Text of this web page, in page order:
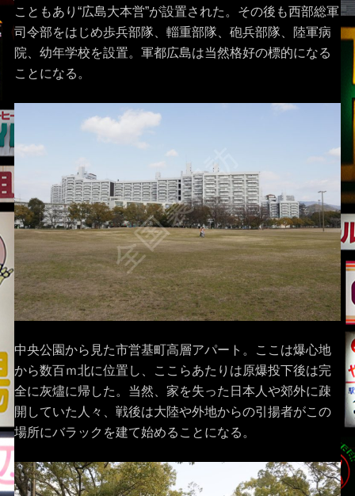
こともあり“広島大本営”が設置された。その後も西部総軍
司令部をはじめ歩兵部隊、輜重部隊、砲兵部隊、陸軍病
院、幼年学校を設置。軍都広島は当然格好の標的になる
ことになる。
中央公園から見た市営基町高層アパート。ここは爆心地
から数百ｍ北に位置し、ここらあたりは原爆投下後は完
全に灰燼に帰した。当然、家を失った日本人や郊外に疎
開していた人々、戦後は大陸や外地からの引揚者がこの
場所にバラックを建て始めることになる。